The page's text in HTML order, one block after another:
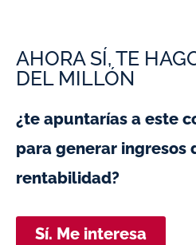
AHORA SÍ, TE
DEL MILLÓN
¿te apuntarías a este
para generar ingresos
rentabilidad?
Sí. Me interesa